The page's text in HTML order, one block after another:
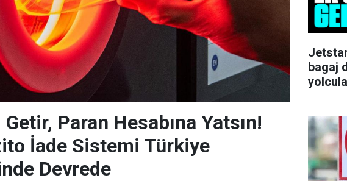
Paran Hesabına Yatsın!
İade Sistemi Türkiye
Devrede
bagaj